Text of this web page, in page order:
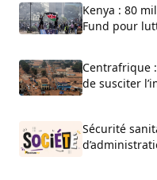
Kenya : 80
Fund pour
Centrafrique
de susciter
Sécurité